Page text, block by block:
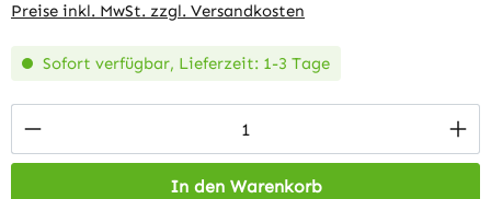
Preise inkl. MwSt. zzgl. Versandkosten
Sofort verfügbar, Lieferzeit: 1-3 Tage
Produkt Anzahl: Gib den gewünschten
In den Warenkorb